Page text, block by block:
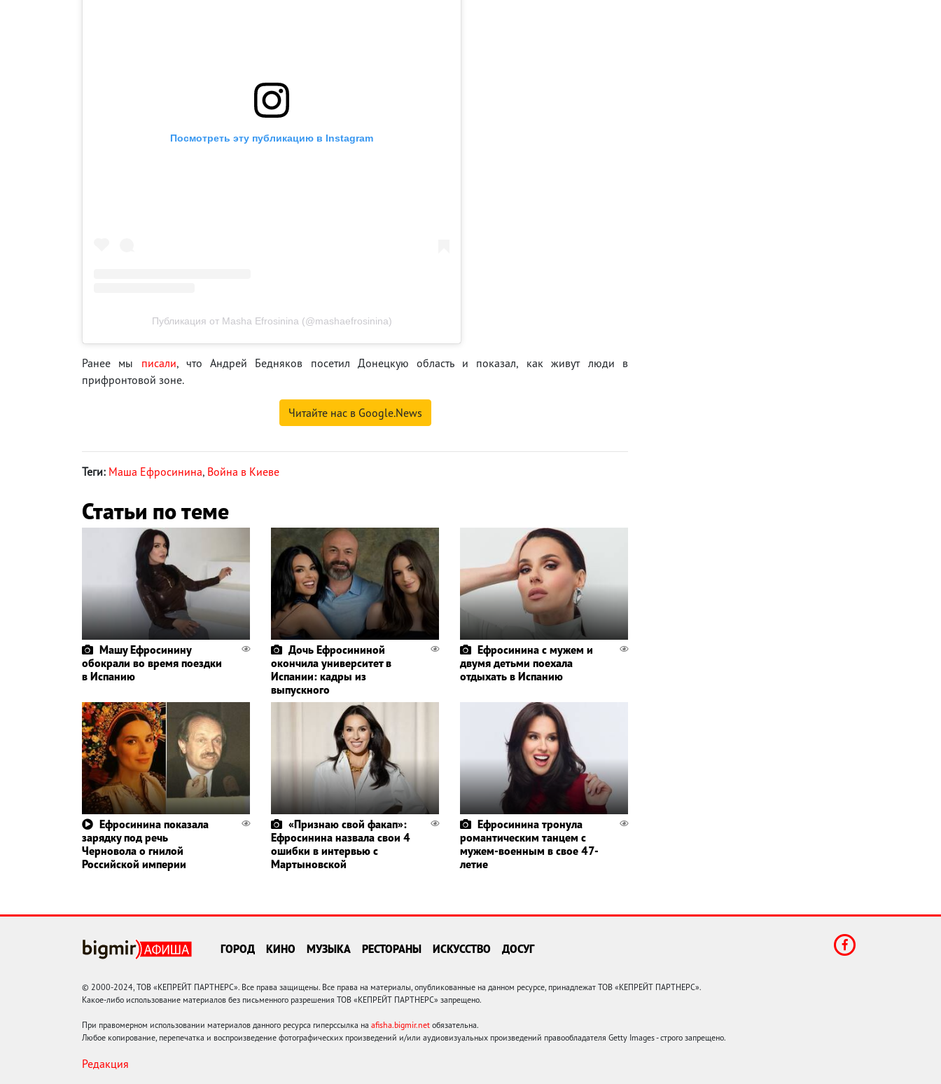
Посмотреть эту публикацию в Instagram
Публикация от Masha Efrosinina (@mashaefrosinina)
Ранее мы писали, что Андрей Бедняков посетил Донецкую область и показал, как живут люди в
прифронтовой зоне.
Читайте нас в Google.News
Теги: Маша Ефросинина, Война в Киеве
Статьи по теме
Машу Ефросинину
обокрали во время поездки
в Испанию
Дочь Ефросининой
окончила университет в
Испании: кадры из
выпускного
Ефросинина с мужем и
двумя детьми поехала
отдыхать в Испанию
Ефросинина показала
зарядку под речь
Черновола о гнилой
Российской империи
«Признаю свой факап»:
Ефросинина назвала свои 4
ошибки в интервью с
Мартыновской
Ефросинина тронула
романтическим танцем с
мужем-военным в свое 47-
летие
ГОРОД КИНО МУЗЫКА РЕСТОРАНЫ ИСКУССТВО ДОСУГ
© 2000-2024, ТОВ «КЕПРЕЙТ ПАРТНЕРС». Все права защищены. Все права на материалы, опубликованные на данном ресурсе, принадлежат ТОВ «КЕПРЕЙТ ПАРТНЕРС».
Какое-либо использование материалов без письменного разрешения ТОВ «КЕПРЕЙТ ПАРТНЕРС» запрещено.
При правомерном использовании материалов данного ресурса гиперссылка на afisha.bigmir.net обязательна.
Любое копирование, перепечатка и воспроизведение фотографических произведений и/или аудиовизуальных произведений правообладателя Getty Images - строго запрещено.
Редакция